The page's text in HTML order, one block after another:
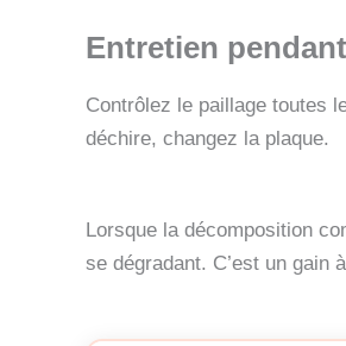
Entretien
Contrôlez le paillage toutes
déchire, changez la plaque.
Lorsque la décomposition
se dégradant. C’est un gain